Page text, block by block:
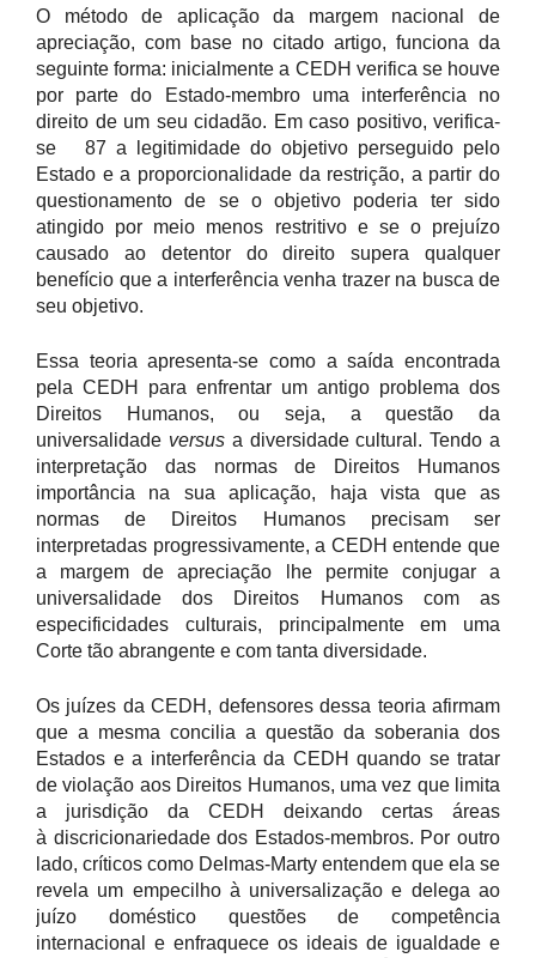
O método de aplicação da margem nacional de
apreciação, com base no citado artigo, funciona da
seguinte forma: inicialmente a CEDH verifica se houve
por parte do Estado-membro uma interferência no
direito de um seu cidadão. Em caso positivo, verifica-
se 87 a legitimidade do objetivo perseguido pelo
Estado e a proporcionalidade da restrição, a partir do
questionamento de se o objetivo poderia ter sido
atingido por meio menos restritivo e se o prejuízo
causado ao detentor do direito supera qualquer
benefício que a interferência venha trazer na busca de
seu objetivo.
Essa teoria apresenta-se como a saída encontrada
pela CEDH para enfrentar um antigo problema dos
Direitos Humanos, ou seja, a questão da
universalidade versus a diversidade cultural. Tendo a
interpretação das normas de Direitos Humanos
importância na sua aplicação, haja vista que as
normas de Direitos Humanos precisam ser
interpretadas progressivamente, a CEDH entende que
a margem de apreciação lhe permite conjugar a
universalidade dos Direitos Humanos com as
especificidades culturais, principalmente em uma
Corte tão abrangente e com tanta diversidade.
Os juízes da CEDH, defensores dessa teoria afirmam
que a mesma concilia a questão da soberania dos
Estados e a interferência da CEDH quando se tratar
de violação aos Direitos Humanos, uma vez que limita
a jurisdição da CEDH deixando certas áreas
à discricionariedade dos Estados-membros. Por outro
lado, críticos como Delmas-Marty entendem que ela se
revela um empecilho à universalização e delega ao
juízo doméstico questões de competência
internacional e enfraquece os ideais de igualdade e